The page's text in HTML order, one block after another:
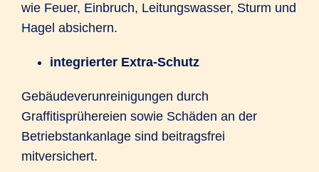
wie Feuer, Einbruch, Leitungswasser, Sturm und
Hagel absichern.
integrierter Extra-Schutz
Gebäudeverunreinigungen durch
Graffitisprühereien sowie Schäden an der
Betriebstankanlage sind beitragsfrei
mitversichert.